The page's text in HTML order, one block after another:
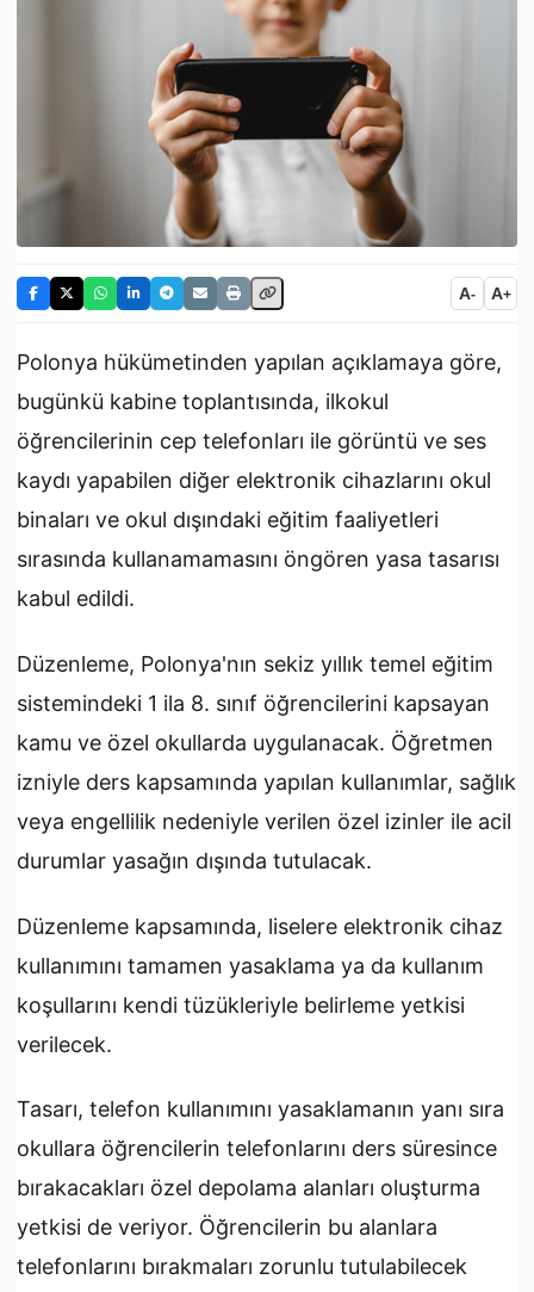
A- A+
Polonya hükümetinden yapılan açıklamaya göre,
bugünkü kabine toplantısında, ilkokul
öğrencilerinin cep telefonları ile görüntü ve ses
kaydı yapabilen diğer elektronik cihazlarını okul
binaları ve okul dışındaki eğitim faaliyetleri
sırasında kullanamamasını öngören yasa tasarısı
kabul edildi.
Düzenleme, Polonya'nın sekiz yıllık temel eğitim
sistemindeki 1 ila 8. sınıf öğrencilerini kapsayan
kamu ve özel okullarda uygulanacak. Öğretmen
izniyle ders kapsamında yapılan kullanımlar, sağlık
veya engellilik nedeniyle verilen özel izinler ile acil
durumlar yasağın dışında tutulacak.
Düzenleme kapsamında, liselere elektronik cihaz
kullanımını tamamen yasaklama ya da kullanım
koşullarını kendi tüzükleriyle belirleme yetkisi
verilecek.
Tasarı, telefon kullanımını yasaklamanın yanı sıra
okullara öğrencilerin telefonlarını ders süresince
bırakacakları özel depolama alanları oluşturma
yetkisi de veriyor. Öğrencilerin bu alanlara
telefonlarını bırakmaları zorunlu tutulabilecek